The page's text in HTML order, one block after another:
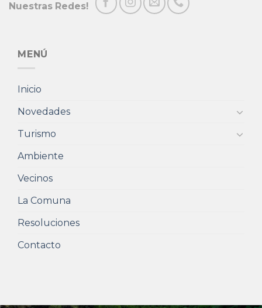
Nuestras Redes!
MENÚ
Inicio
Novedades
Turismo
Ambiente
Vecinos
La Comuna
Resoluciones
Contacto